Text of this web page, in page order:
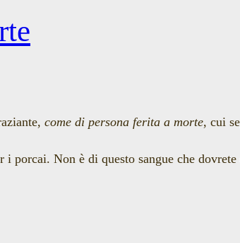
come di persona ferita a morte, cui
porcai. Non è di questo sangue che